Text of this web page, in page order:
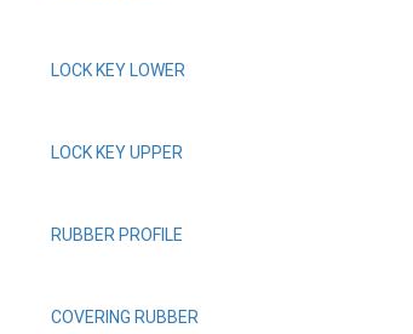
LOCK KEY LOWER
LOCK KEY UPPER
RUBBER PROFILE
COVERING RUBBER